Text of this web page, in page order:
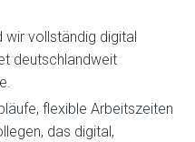
wir vollständig digital
deutschlandweit
flexible Arbeitszeiten
das digital,